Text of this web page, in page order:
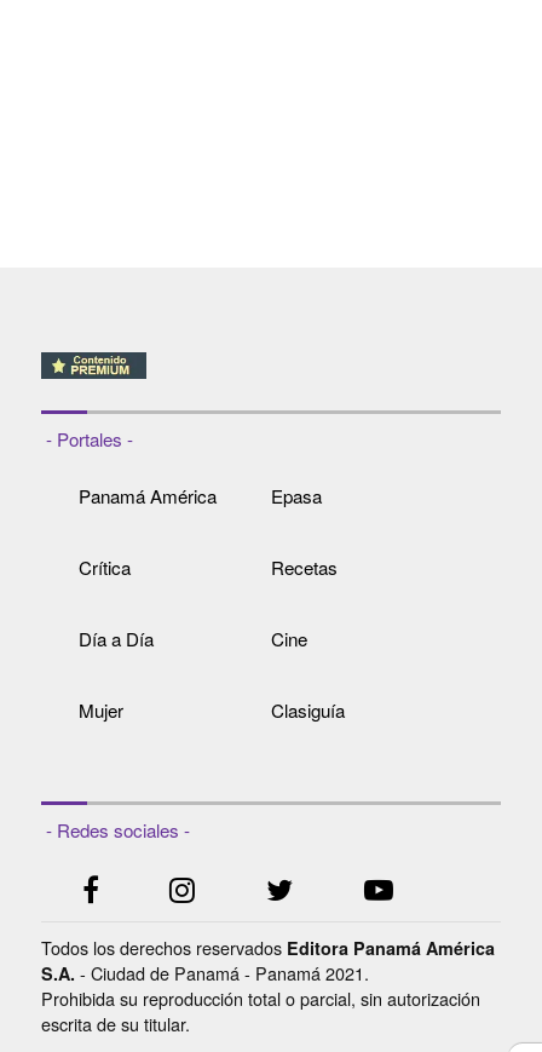
- Portales -
Panamá América Epasa
Crítica Recetas
Día a Día Cine
Mujer Clasiguía
- Redes sociales -
Todos los derechos reservados Editora Panamá América
S.A. - Ciudad de Panamá - Panamá 2021.
Prohibida su reproducción total o parcial, sin autorización
escrita de su titular.